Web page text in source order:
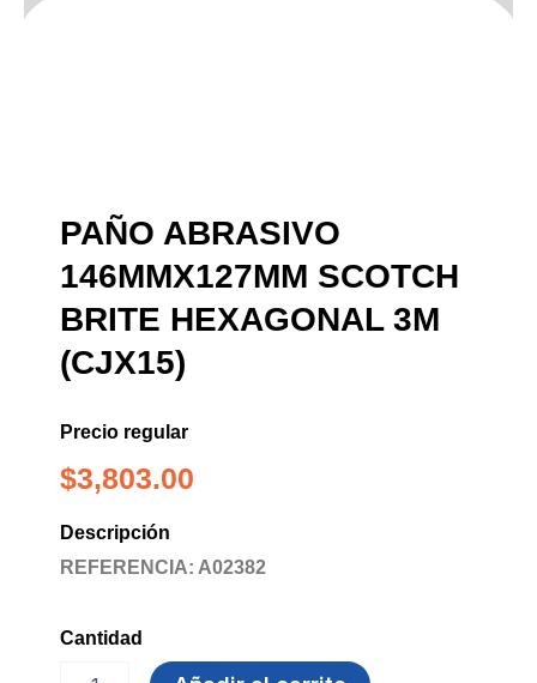
PAÑO ABRASIVO
146MMX127MM SCOTCH
BRITE HEXAGONAL 3M
(CJX15)
Precio regular
$3,803.00
Descripción
REFERENCIA: A02382
Cantidad